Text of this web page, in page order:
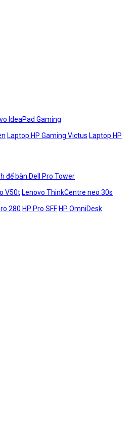
IdeaPad Gaming
Laptop HP Gaming Victus Laptop HP
để bàn Dell Pro Tower
V50t Lenovo ThinkCentre neo 30s
280 HP Pro SFF HP OmniDesk